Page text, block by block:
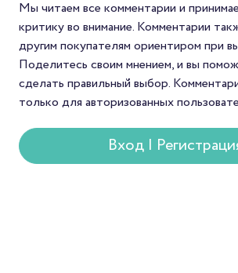
в
Мы читаем все комментарии и
критику во внимание. Комментарии
другим покупателям ориентиром при
Поделитесь своим мнением, и вы
сделать правильный выбор.
только для авторизованных
Вход |